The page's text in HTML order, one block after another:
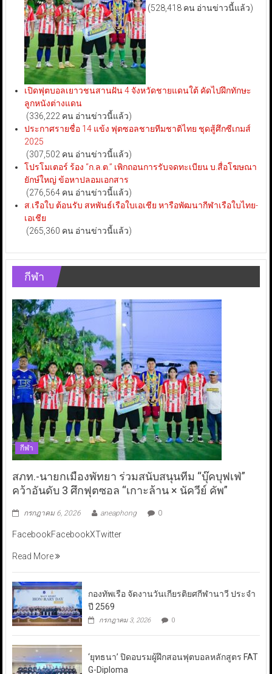
(528,418 คน อ่านข่าวนี้แล้ว)
เปิดฟุตบอลเยาวชนสานฝัน 4 จังหวัดชายแดนใต้ คัดไปฝึกทักษะ
ลูกหนังต่างแดน
(336,222 คน อ่านข่าวนี้แล้ว)
ประกาศรายชื่อ 14 แข้ง ฟุตซอลชายทีมชาติไทย ชุดสู้ศึกซีเกมส์
2025
(307,502 คน อ่านข่าวนี้แล้ว)
โปรโมเตอร์ ร้อง “ก.ล.ต.” เพิกถอนการรับจดทะเบียน บ.สื่อโฆษณา
ยักษ์ใหญ่ ข้อหาปลอมเอกสาร
(276,564 คน อ่านข่าวนี้แล้ว)
ส.เรือใบ ต้อนรับ สหพันธ์เรือใบเอเชีย หารือพัฒนากีฬาเรือใบไทย-
เอเชีย
(265,360 คน อ่านข่าวนี้แล้ว)
กีฬา
กีฬา
สภท.-นายกเมืองพัทยา ร่วมสนับสนุนทีม “บุ๊คบุฟเฟ่”
คว้าอันดับ 3 ศึกฟุตซอล “เกาะล้าน × นัควีย์ คัพ”
กรกฎาคม 6, 2026 aneaphong 0
FacebookFacebookXTwitter
Read More
กองทัพเรือ จัดงานวันเกียรติยศกีฬานาวี ประจำ
ปี 2569
กรกฎาคม 3, 2026 0
‘ยุทธนา’ ปิดอบรมผู้ฝึกสอนฟุตบอลหลักสูตร FAT
G-Diploma